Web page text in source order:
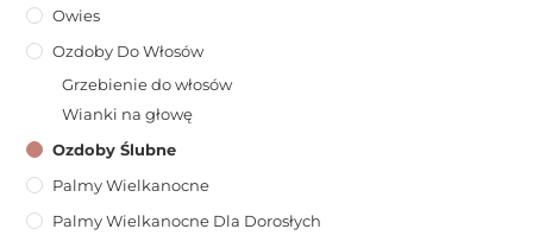
Owies
Ozdoby Do Włosów
Grzebienie do włosów
Wianki na głowę
Ozdoby Ślubne
Palmy Wielkanocne
Palmy Wielkanocne Dla Dorosłych